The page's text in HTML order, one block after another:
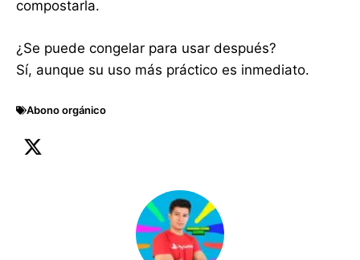
compostarla.
¿Se puede congelar para usar después?
Sí, aunque su uso más práctico es inmediato.
Abono orgánico